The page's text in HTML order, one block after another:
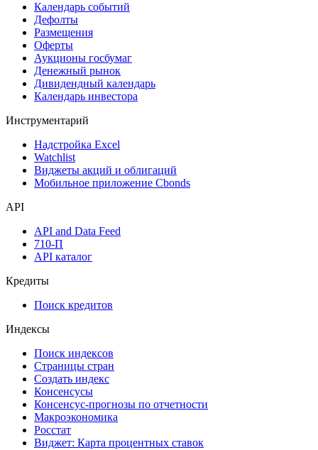
Календарь событий
Дефолты
Размещения
Оферты
Аукционы госбумаг
Денежный рынок
Дивидендный календарь
Календарь инвестора
Инструментарий
Надстройка Excel
Watchlist
Виджеты акций и облигаций
Мобильное приложение Cbonds
API
API and Data Feed
710-П
API каталог
Кредиты
Поиск кредитов
Индексы
Поиск индексов
Страницы стран
Создать индекс
Консенсусы
Консенсус-прогнозы по отчетности
Макроэкономика
Росстат
Виджет: Карта процентных ставок